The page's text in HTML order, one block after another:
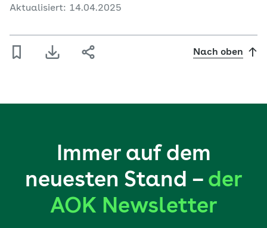
Aktualisiert: 14.04.2025
Nach oben
Immer auf dem
neuesten Stand – der
AOK Newsletter